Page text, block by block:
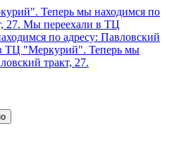
Теперь мы находимся по
27. Мы переехали в ТЦ
по адресу: Павловский
ТЦ "Меркурий". Теперь мы
тракт, 27.